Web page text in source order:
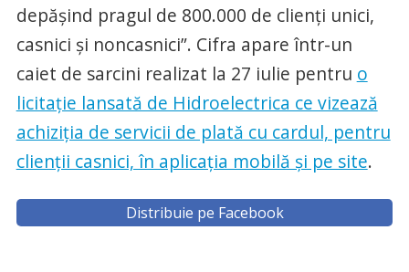
depășind pragul de 800.000 de clienți unici,
casnici și noncasnici”. Cifra apare într-un
caiet de sarcini realizat la 27 iulie pentru o
licitație lansată de Hidroelectrica ce vizează
achiziția de servicii de plată cu cardul, pentru
clienții casnici, în aplicația mobilă și pe site.
Distribuie pe Facebook